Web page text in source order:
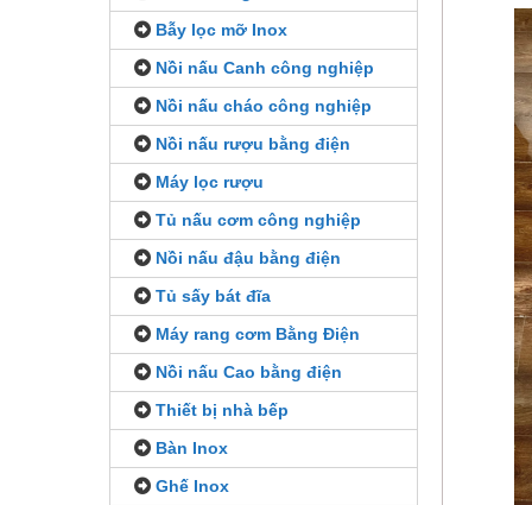
Bẫy lọc mỡ Inox
Nồi nấu Canh công nghiệp
Nồi nấu cháo công nghiệp
Nồi nấu rượu bằng điện
Máy lọc rượu
Tủ nấu cơm công nghiệp
Nồi nấu đậu bằng điện
Tủ sấy bát đĩa
Máy rang cơm Bằng Điện
Nồi nấu Cao bằng điện
Thiết bị nhà bếp
Bàn Inox
Ghế Inox